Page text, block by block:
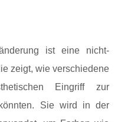
ist eine nicht-
zeigt, wie verschiedene
Eingriff zur
Sie wird in der